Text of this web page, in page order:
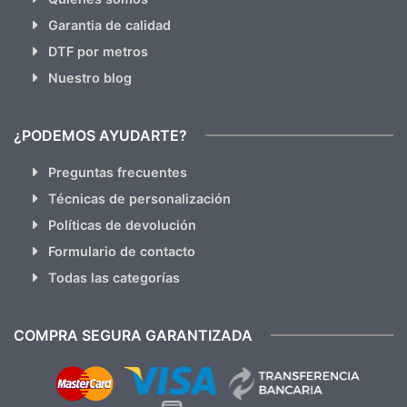
Garantia de calidad
DTF por metros
Nuestro blog
¿PODEMOS AYUDARTE?
Preguntas frecuentes
Técnicas de personalización
Políticas de devolución
Formulario de contacto
Todas las categorías
COMPRA SEGURA GARANTIZADA